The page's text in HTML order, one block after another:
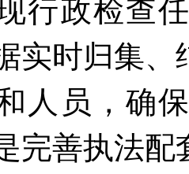
行政检查
实时归集
人员，确
完善执法配